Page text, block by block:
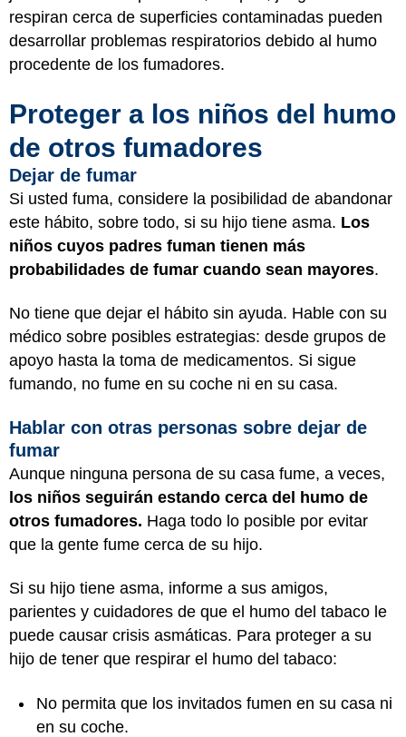
respiran cerca de superficies contaminadas pueden
desarrollar problemas respiratorios debido al humo
procedente de los fumadores.
Proteger a los niños del humo
de otros fumadores
Dejar de fumar
Si usted fuma, considere la posibilidad de abandonar
este hábito, sobre todo, si su hijo tiene asma. Los
niños cuyos padres fuman tienen más
probabilidades de fumar cuando sean mayores.
No tiene que dejar el hábito sin ayuda. Hable con su
médico sobre posibles estrategias: desde grupos de
apoyo hasta la toma de medicamentos. Si sigue
fumando, no fume en su coche ni en su casa.
Hablar con otras personas sobre dejar de
fumar
Aunque ninguna persona de su casa fume, a veces,
los niños seguirán estando cerca del humo de
otros fumadores. Haga todo lo posible por evitar
que la gente fume cerca de su hijo.
Si su hijo tiene asma, informe a sus amigos,
parientes y cuidadores de que el humo del tabaco le
puede causar crisis asmáticas. Para proteger a su
hijo de tener que respirar el humo del tabaco:
No permita que los invitados fumen en su casa ni
en su coche.